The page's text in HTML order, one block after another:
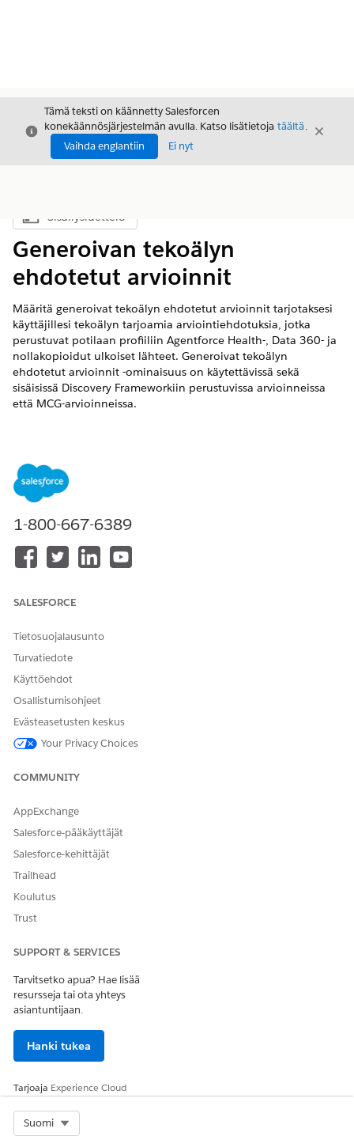
Sulje
Tämä teksti on käännetty Salesforcen
konekäännösjärjestelmän avulla. Katso lisätietoja täältä.
Vaihda englantiin
Ei nyt
Sulje
Näytä sisällysluettelo
Sisällysluettelo
Generoivan tekoälyn
ehdotetut arvioinnit
Määritä generoivat tekoälyn ehdotetut arvioinnit tarjotaksesi
käyttäjillesi tekoälyn tarjoamia arviointiehdotuksia, jotka
perustuvat potilaan profiiliin Agentforce Health-, Data 360- ja
nollakopioidut ulkoiset lähteet. Generoivat tekoälyn
ehdotetut arvioinnit -ominaisuus on käytettävissä sekä
sisäisissä Discovery Frameworkiin perustuvissa arvioinneissa
että MCG-arvioinneissa.
Käytettävissä: Lightning Experiencessa
Käytettävissä:
määrittämisestä on kohdassa Generoivan tekoälyn
ehdotettujen arviointien
RATKAISIKO TÄMÄ ARTIKKELI ONGELMASI?
Anna palautetta, jotta voimme kehittyä!
1-800-667-6389
SALESFORCE
Tietosuojalausunto
Turvatiedote
Käyttöehdot
Osallistumisohjeet
Evästeasetusten keskus
Your Privacy Choices
COMMUNITY
AppExchange
Salesforce-pääkäyttäjät
Salesforce-kehittäjät
Trailhead
Koulutus
Trust
SUPPORT & SERVICES
Tarvitsetko apua? Hae lisää
resursseja tai ota yhteys
asiantuntijaan.
Hanki tukea
Tarjoaja Experience Cloud
Suomi